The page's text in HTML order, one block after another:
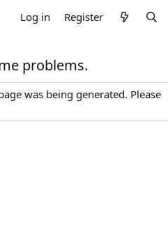
Log in Register
problems.
was being generated. Please